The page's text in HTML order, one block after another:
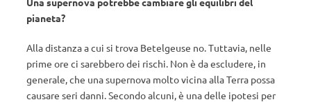
pianeta?
Alla distanza a cui si trova Betelgeuse no. Tuttavia, nelle
prime ore ci sarebbero dei rischi. Non è da escludere, in
generale, che una supernova molto vicina alla Terra possa
causare seri danni. Secondo alcuni, è una delle ipotesi per